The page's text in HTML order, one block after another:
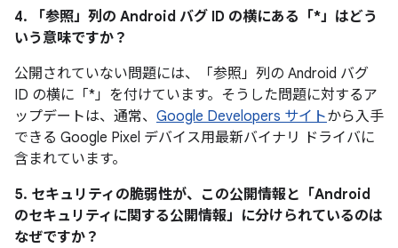
4. 「参照」 列の Android バグ ID の横にある「*」はどう
いう意味ですか？
公開されていない問題には、「参照」列の Android バグ
ID の横に「*」を付けています。そうした問題に対するア
ップデートは、通常、 Google Developers サイトから入手
できる Google Pixel デバイス用最新バイナリ ドライバに
含まれています。
5. セキュリティの脆弱性が、この公開情報と「Android
のセキュリティに関する公開情報」に分けられているのは
なぜですか？